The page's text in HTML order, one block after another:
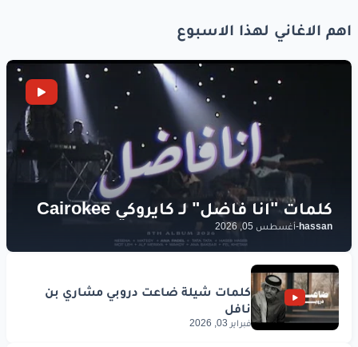
وشتسوى
اذا ما تحتويطيب
ووفاء
خلاص ملينا
الجفاء
مافيهأحلىمن الصفاء
وشتسوىهالدنيا
اذاماتحتويطيبووفاء
www.lyrics-arabic.com
اهم الاغاني لهذا الاسبوع
hassan
-أغسطس 05, 2026
فبراير 03, 2026